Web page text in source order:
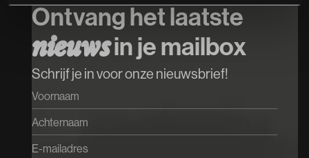
Ontvang het laatste
nieuwsin je mailbox
Schrijf je in voor onze nieuwsbrief!